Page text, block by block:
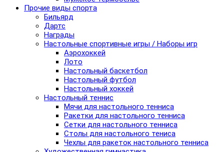
Прочие виды спорта
Бильярд
Дартс
Награды
Настольные спортивные игры / Наборы игр
Аэрохоккей
Лото
Настольный баскетбол
Настольный футбол
Настольный хоккей
Настольный теннис
Мячи для настольного тенниса
Ракетки для настольного тенниса
Сетки для настольного тенниса
Столы для настольного тениса
Чехлы для ракеток настольного тенниса